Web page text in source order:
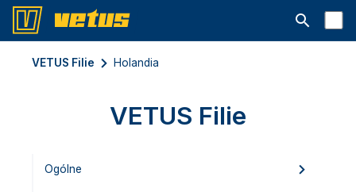
Otwórz
VETUS Filie Holandia
VETUS Filie
Ogólne